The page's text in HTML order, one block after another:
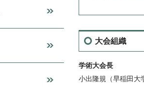
大会組織
学術大会長
小出隆規（早稲田大